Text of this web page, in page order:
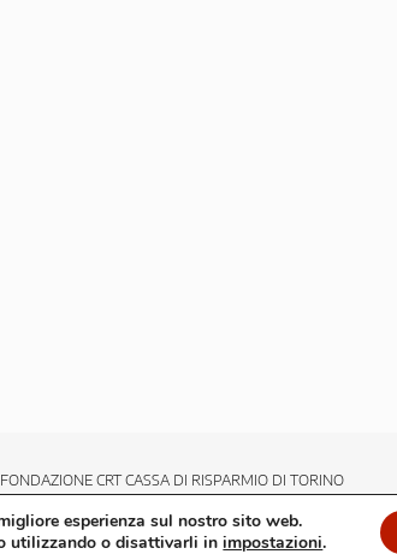
CRT CASSA DI RISPARMIO DI TORINO
esperienza sul nostro sito web.
utilizzando o disattivarli inimpostazioni.